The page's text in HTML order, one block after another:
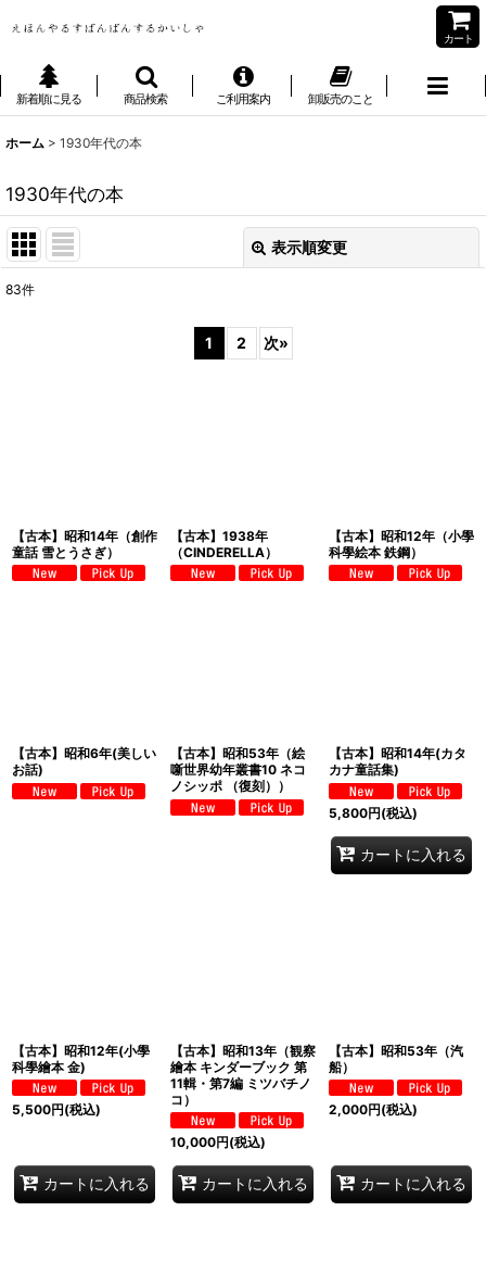
カート
新着順に見る 商品検索 ご利用案内 卸販売のこと
ホーム > 1930年代の本
1930年代の本
表示順変更
83件
1 2 次»
【古本】昭和14年（創作
童話 雪とうさぎ）
【古本】1938年
（CINDERELLA）
【古本】昭和12年（小學
科學絵本 鉄鋼）
【古本】昭和6年(美しい
お話)
【古本】昭和53年（絵
噺世界幼年叢書10 ネコ
ノシッポ （復刻））
【古本】昭和14年(カタ
カナ童話集)
5,800円(税込)
カートに入れる
【古本】昭和12年(小學
科學繪本 金)
5,500円(税込)
カートに入れる
【古本】昭和13年（観察
繪本 キンダーブック 第
11輯・第7編 ミツバチノ
コ）
10,000円(税込)
カートに入れる
【古本】昭和53年（汽
船）
2,000円(税込)
カートに入れる